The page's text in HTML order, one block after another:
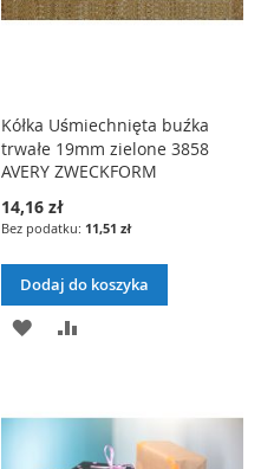
Kółka Uśmiechnięta buźka
trwałe 19mm zielone 3858
AVERY ZWECKFORM
14,16 zł
11,51 zł
Dodaj do koszyka
DODAJ